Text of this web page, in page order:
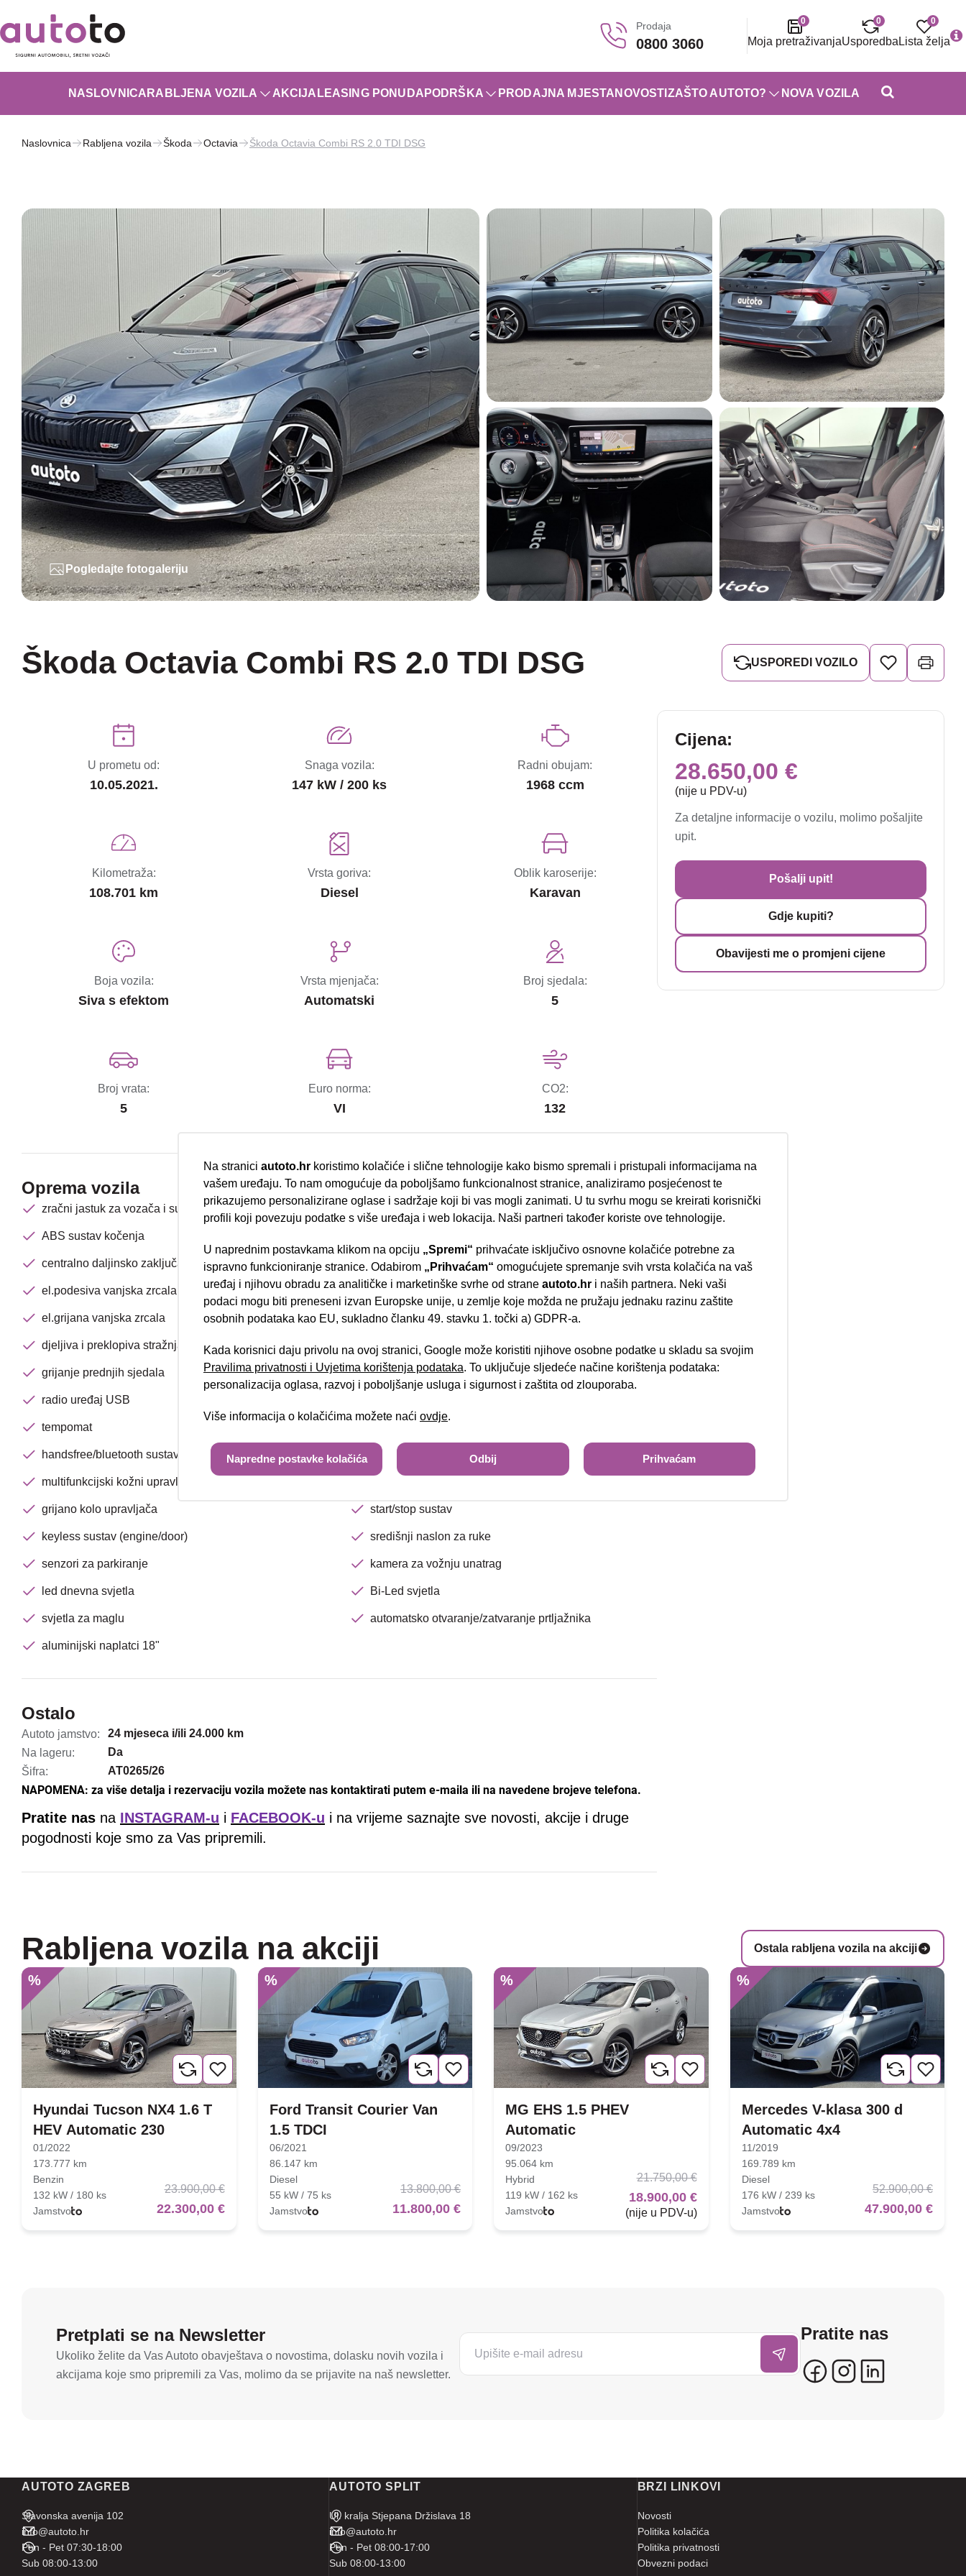
Prodaja
0800 3060
0
Moja pretraživanja
0
Usporedba
0
Lista želja
NASLOVNICA RABLJENA VOZILA AKCIJA LEASING PONUDA PODRŠKA PRODAJNA MJESTA NOVOSTI ZAŠTO AUTOTO? NOVA VOZILA
Naslovnica Rabljena vozila Škoda Octavia Škoda Octavia Combi RS 2.0 TDI DSG
Pogledajte fotogaleriju
Škoda Octavia Combi RS 2.0 TDI DSG USPOREDI VOZILO
U prometu od:
10.05.2021.
Snaga vozila:
147 kW / 200 ks
Radni obujam:
1968 ccm
Kilometraža:
108.701 km
Vrsta goriva:
Diesel
Oblik karoserije:
Karavan
Boja vozila:
Siva s efektom
Vrsta mjenjača:
Automatski
Broj sjedala:
5
Broj vrata:
5
Euro norma:
VI
CO2:
132
Oprema vozila
zračni jastuk za vozača i suvozača bočni zračni jastuci
ABS sustav kočenja
centralno daljinsko zaključavanje el.podizači stakala
el.podesiva vanjska zrcala el.preklopiva vanjska zrcala
el.grijana vanjska zrcala treće kočiono svjetlo
djeljiva i preklopiva stražnja klupa sjedalo vozača/suvozača podesivo po visini
grijanje prednjih sjedala automatski klima uređaj
radio uređaj USB
tempomat
handsfree/bluetooth sustav
multifunkcijski kožni upravljač
grijano kolo upravljača start/stop sustav
keyless sustav (engine/door) središnji naslon za ruke
senzori za parkiranje kamera za vožnju unatrag
led dnevna svjetla Bi-Led svjetla
svjetla za maglu automatsko otvaranje/zatvaranje prtljažnika
aluminijski naplatci 18"
Ostalo
Autoto jamstvo:
24 mjeseca i/ili 24.000 km
Na lageru:
Da
Šifra:
AT0265/26
NAPOMENA: za više detalja i rezervaciju vozila možete nas kontaktirati putem e-maila ili na navedene brojeve telefona.
Pratite nas na INSTAGRAM-u i FACEBOOK-u i na vrijeme saznajte sve novosti, akcije i druge
pogodnosti koje smo za Vas pripremili.
Cijena:
28.650,00 €
(nije u PDV-u)
Za detaljne informacije o vozilu, molimo pošaljite
upit.
Pošalji upit!
Gdje kupiti?
Obavijesti me o promjeni cijene
Rabljena vozila na akciji Ostala rabljena vozila na akciji
%
Hyundai Tucson NX4 1.6 T
HEV Automatic 230
01/2022
173.777 km
Benzin
132 kW / 180 ks
Jamstvo
23.900,00 €
22.300,00 €
%
Ford Transit Courier Van
1.5 TDCI
06/2021
86.147 km
Diesel
55 kW / 75 ks
Jamstvo
13.800,00 €
11.800,00 €
%
MG EHS 1.5 PHEV
Automatic
09/2023
95.064 km
Hybrid
119 kW / 162 ks
Jamstvo
21.750,00 €
18.900,00 €
(nije u PDV-u)
%
Mercedes V-klasa 300 d
Automatic 4x4
11/2019
169.789 km
Diesel
176 kW / 239 ks
Jamstvo
52.900,00 €
47.900,00 €
Pretplati se na Newsletter
Ukoliko želite da Vas Autoto obavještava o novostima, dolasku novih vozila i
akcijama koje smo pripremili za Vas, molimo da se prijavite na naš newsletter.
Pratite nas
AUTOTO ZAGREB
Slavonska avenija 102
info@autoto.hr
Pon - Pet 07:30-18:00
Sub 08:00-13:00
AUTOTO SPLIT
Ul. kralja Stjepana Držislava 18
info@autoto.hr
Pon - Pet 08:00-17:00
Sub 08:00-13:00
BRZI LINKOVI
Novosti
Politika kolačića
Politika privatnosti
Obvezni podaci
Nova lokacija - Slavonska avenija 102, Resnik
Traži
Na stranici autoto.hr koristimo kolačiće i slične tehnologije kako bismo spremali i pristupali informacijama na
vašem uređaju. To nam omogućuje da poboljšamo funkcionalnost stranice, analiziramo posjećenost te
prikazujemo personalizirane oglase i sadržaje koji bi vas mogli zanimati. U tu svrhu mogu se kreirati korisnički
profili koji povezuju podatke s više uređaja i web lokacija. Naši partneri također koriste ove tehnologije.
U naprednim postavkama klikom na opciju „Spremi“ prihvaćate isključivo osnovne kolačiće potrebne za
ispravno funkcioniranje stranice. Odabirom „Prihvaćam“ omogućujete spremanje svih vrsta kolačića na vaš
uređaj i njihovu obradu za analitičke i marketinške svrhe od strane autoto.hr i naših partnera. Neki vaši
podaci mogu biti preneseni izvan Europske unije, u zemlje koje možda ne pružaju jednaku razinu zaštite
osobnih podataka kao EU, sukladno članku 49. stavku 1. točki a) GDPR-a.
Kada korisnici daju privolu na ovoj stranici, Google može koristiti njihove osobne podatke u skladu sa svojim
Pravilima privatnosti i Uvjetima korištenja podataka. To uključuje sljedeće načine korištenja podataka:
personalizacija oglasa, razvoj i poboljšanje usluga i sigurnost i zaštita od zlouporaba.
Više informacija o kolačićima možete naći ovdje.
Napredne postavke kolačića Odbij Prihvaćam